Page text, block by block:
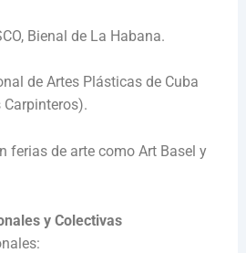
Bienal de La Habana.
de Artes Plásticas de Cuba
ferias de arte como Art Basel y
y Colectivas